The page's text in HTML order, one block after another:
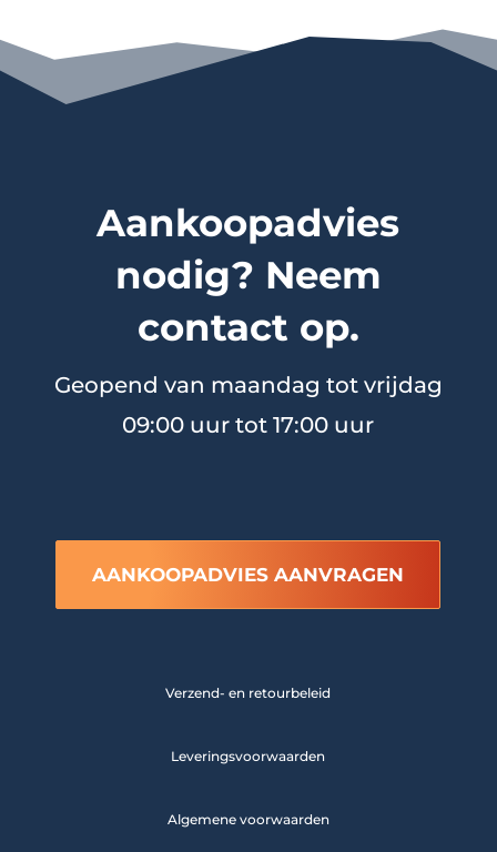
Aankoopadvies
nodig? Neem
contact op.
Geopend van maandag tot vrijdag
09:00 uur tot 17:00 uur
AANKOOPADVIES AANVRAGEN
Verzend- en retourbeleid
Leveringsvoorwaarden
Algemene voorwaarden